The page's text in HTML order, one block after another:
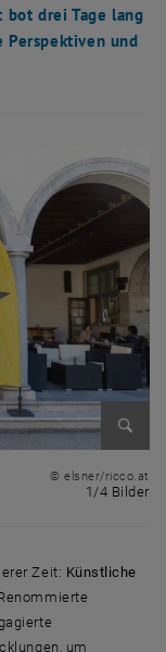
bot drei Tage lang
Perspektiven und
© elsner/ricco.at
1/4 Bilder
Zeit: Künstliche
um